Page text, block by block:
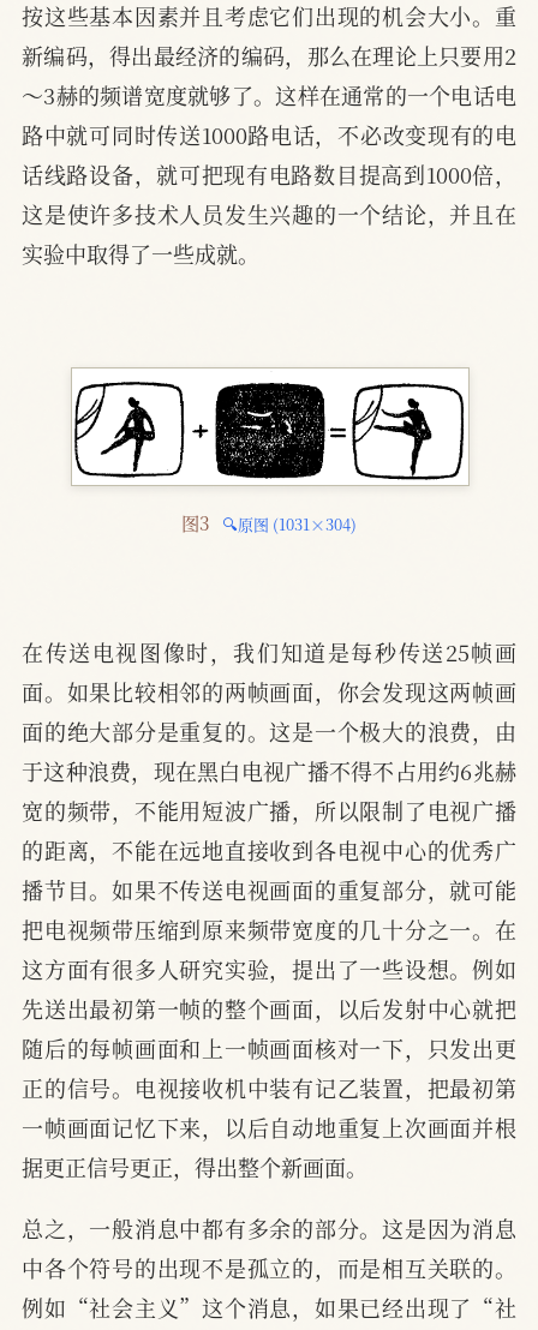
按这些基本因素并且考虑它们出现的机会大小。重
新编码，得出最经济的编码，那么在理论上只要用2
～3赫的频谱宽度就够了。这样在通常的一个电话电
路中就可同时传送1000路电话，不必改变现有的电
话线路设备，就可把现有电路数目提高到1000倍，
这是使许多技术人员发生兴趣的一个结论，并且在
实验中取得了一些成就。
图3 🔍原图 (1031×304)
在传送电视图像时，我们知道是每秒传送25帧画
面。如果比较相邻的两帧画面，你会发现这两帧画
面的绝大部分是重复的。这是一个极大的浪费，由
于这种浪费，现在黑白电视广播不得不占用约6兆赫
宽的频带，不能用短波广播，所以限制了电视广播
的距离，不能在远地直接收到各电视中心的优秀广
播节目。如果不传送电视画面的重复部分，就可能
把电视频带压缩到原来频带宽度的几十分之一。在
这方面有很多人研究实验，提出了一些设想。例如
先送出最初第一帧的整个画面，以后发射中心就把
随后的每帧画面和上一帧画面核对一下，只发出更
正的信号。电视接收机中装有记乙装置，把最初第
一帧画面记忆下来，以后自动地重复上次画面并根
据更正信号更正，得出整个新画面。
总之，一般消息中都有多余的部分。这是因为消息
中各个符号的出现不是孤立的，而是相互关联的。
例如“社会主义”这个消息，如果已经出现了“社